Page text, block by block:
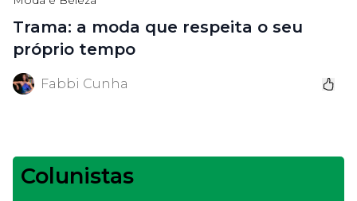
Trama: a moda que respeita o seu
próprio tempo
Fabbi Cunha
Colunistas